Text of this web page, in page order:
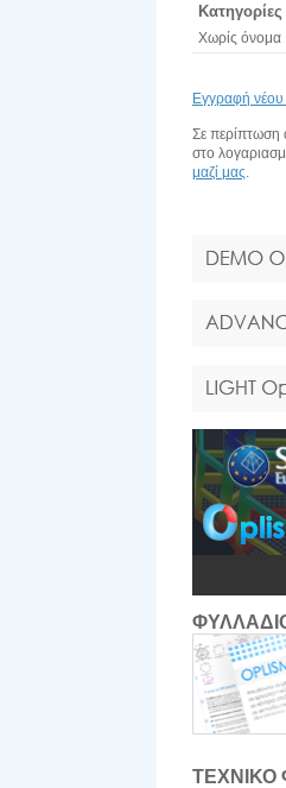
Κατηγορίες
Χωρίς όνομα
Εγγραφή νέου
Σε περίπτωση
στο
μαζί μας.
ΤΕΧΝΙΚΟ